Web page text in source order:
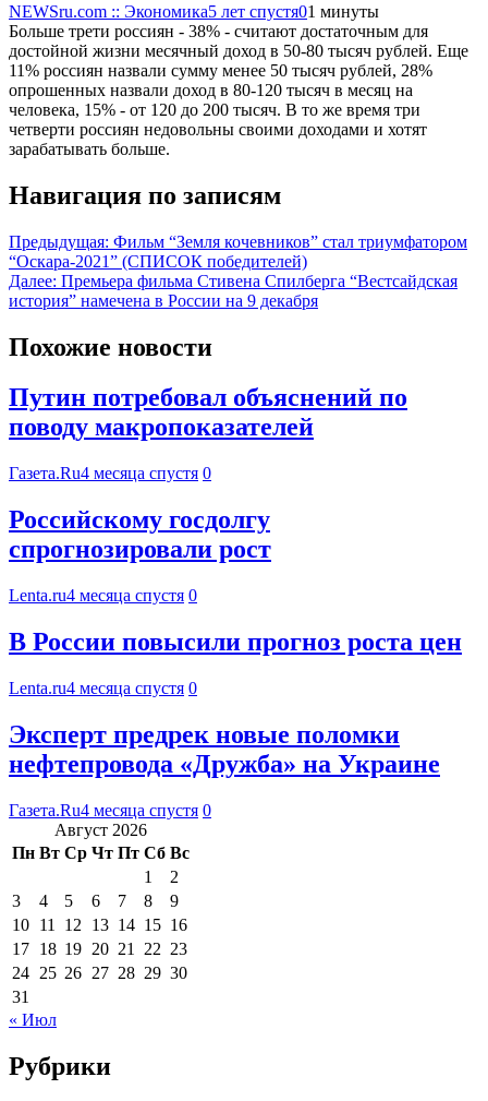
NEWSru.com :: Экономика5 лет спустя01 минуты
Больше трети россиян - 38% - считают достаточным для
достойной жизни месячный доход в 50-80 тысяч рублей. Еще
11% россиян назвали сумму менее 50 тысяч рублей, 28%
опрошенных назвали доход в 80-120 тысяч в месяц на
человека, 15% - от 120 до 200 тысяч. В то же время три
четверти россиян недовольны своими доходами и хотят
зарабатывать больше.
Навигация по записям
Предыдущая: Фильм “Земля кочевников” стал триумфатором
“Оскара-2021” (СПИСОК победителей)
Далее: Премьера фильма Стивена Спилберга “‎Вестсайдская
история” намечена в России на 9 декабря
Похожие новости
Путин потребовал объяснений по
поводу макропоказателей
Газета.Ru4 месяца спустя 0
Российскому госдолгу
спрогнозировали рост
Lenta.ru4 месяца спустя 0
В России повысили прогноз роста цен
Lenta.ru4 месяца спустя 0
Эксперт предрек новые поломки
нефтепровода «Дружба» на Украине
Газета.Ru4 месяца спустя 0
Август 2026
Пн Вт Ср Чт Пт Сб Вс
1
2
3
4 5 6 7 8
9
10 11 12 13 14 15 16
17 18 19 20 21 22 23
24 25 26 27 28 29 30
31
« Июл
Рубрики